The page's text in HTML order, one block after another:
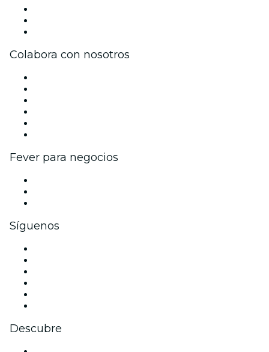
Colabora con nosotros
Fever para negocios
Síguenos
Descubre